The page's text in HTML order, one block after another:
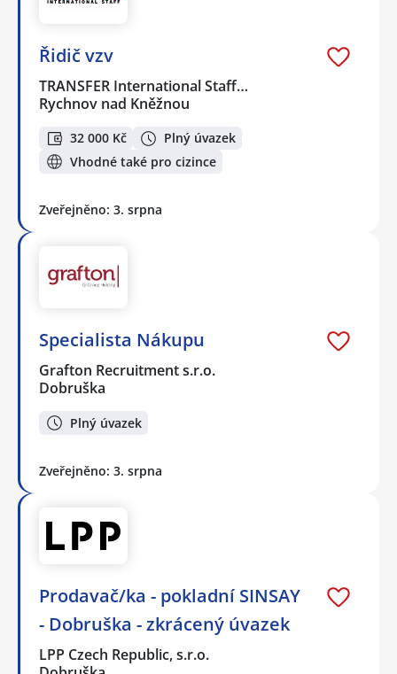
Řidič vzv
TRANSFER International Staff…
Rychnov nad Kněžnou
32 000 Kč
Plný úvazek
Vhodné také pro cizince
Zveřejněno: 3. srpna
Specialista Nákupu
Grafton Recruitment s.r.o.
Dobruška
Plný úvazek
Zveřejněno: 3. srpna
Prodavač/ka - pokladní SINSAY
- Dobruška - zkrácený úvazek
LPP Czech Republic, s.r.o.